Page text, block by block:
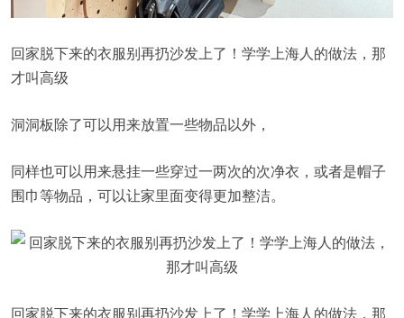
回家脱下来的衣服别再扔沙发上了！学学上海人的做法，那
才叫高级
洞洞板除了可以用来放置一些物品以外，
同样也可以用来悬挂一些穿过一两次的次净衣，或者是帽子
围巾等物品，可以让家里面变得更加整洁。
回家脱下来的衣服别再扔沙发上了！学学上海人的做法，那